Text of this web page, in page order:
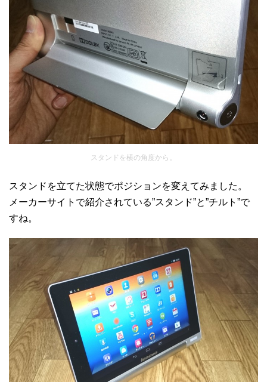
スタンドを横の角度から。
スタンドを立てた状態でポジションを変えてみました。
メーカーサイトで紹介されている”スタンド”と”チルト”で
すね。